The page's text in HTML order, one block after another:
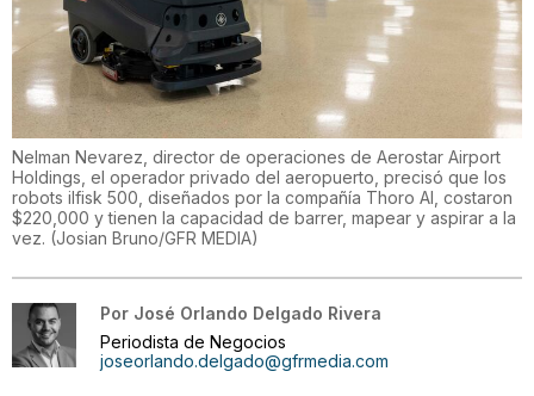
Nelman Nevarez, director de operaciones de Aerostar Airport
Holdings, el operador privado del aeropuerto, precisó que los
robots ilfisk 500, diseñados por la compañía Thoro AI, costaron
$220,000 y tienen la capacidad de barrer, mapear y aspirar a la
vez. (Josian Bruno/GFR MEDIA)
Por José Orlando Delgado Rivera
Periodista de Negocios
joseorlando.delgado@gfrmedia.com